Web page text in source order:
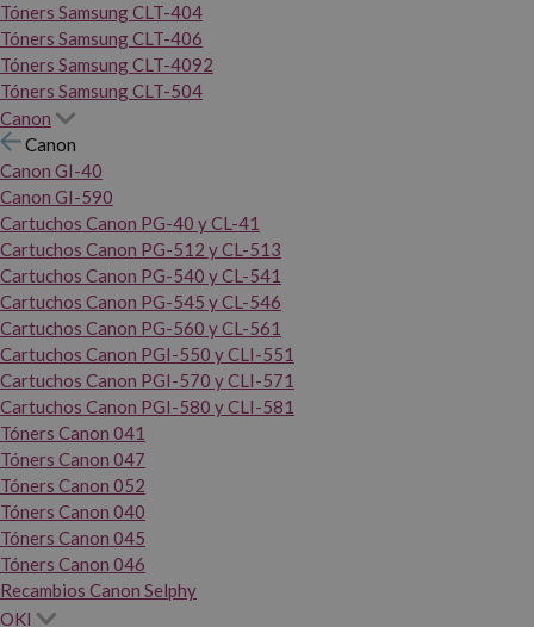
Tóners Samsung CLT-404
Tóners Samsung CLT-406
Tóners Samsung CLT-4092
Tóners Samsung CLT-504
Canon
Canon
Canon GI-40
Canon GI-590
Cartuchos Canon PG-40 y CL-41
Cartuchos Canon PG-512 y CL-513
Cartuchos Canon PG-540 y CL-541
Cartuchos Canon PG-545 y CL-546
Cartuchos Canon PG-560 y CL-561
Cartuchos Canon PGI-550 y CLI-551
Cartuchos Canon PGI-570 y CLI-571
Cartuchos Canon PGI-580 y CLI-581
Tóners Canon 041
Tóners Canon 047
Tóners Canon 052
Tóners Canon 040
Tóners Canon 045
Tóners Canon 046
Recambios Canon Selphy
OKI